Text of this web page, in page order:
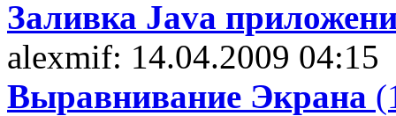
Заливка Java
alexmif: 14.04.2009 04:15
Выравнивание Экрана